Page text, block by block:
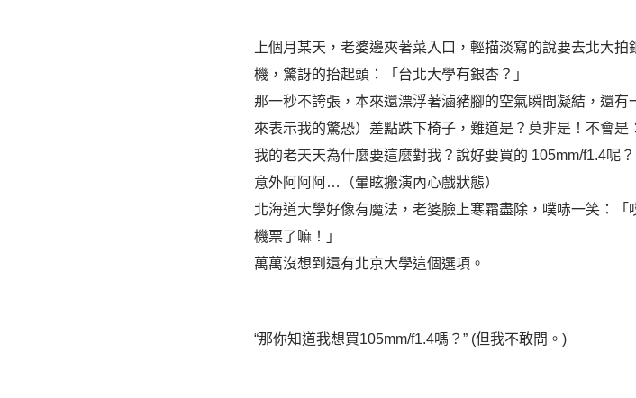
上個月某天，老婆邊夾著菜入口，輕描淡寫的說要去北大
機，驚訝的抬起頭：「台北大學有銀杏？」
那一秒不誇張，本來還漂浮著滷豬腳的空氣瞬間凝結，還
來表示我的驚恐）差點跌下椅子，難道是？莫非是！不
我的老天天為什麼要這麼對我？說好要買的 105mm/f1.4呢
意外阿阿阿…（暈眩搬演內心戲狀態）
北海道大學好像有魔法，老婆臉上寒霜盡除，噗哧一笑：
機票了嘛！」
萬萬沒想到還有北京大學這個選項。
“那你知道我想買105mm/f1.4嗎？” (但我不敢問。)